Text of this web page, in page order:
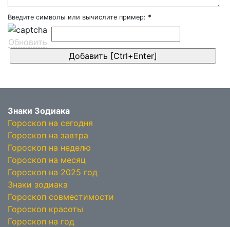
Введите символы или вычислите пример: *
Обновить
Знаки Зодиака
Гороскоп на сегодня
Гороскоп на завтра
Гороскоп на неделю
Гороскоп на месяц
Гороскоп на 2025 год
Знаки зодиака
Гороскоп совместимости
Гороскоп красоты
Гороскоп на год